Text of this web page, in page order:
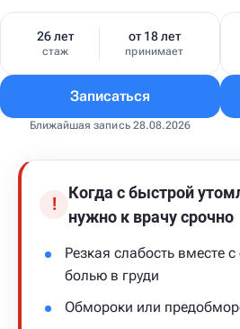
26 лет
стаж
от 18 лет
принимает
Записаться
Ближайшая запись 28.08.2026
!
Когда с быстрой
нужно к врачу срочно
Резкая слабость вместе
болью в груди
Обмороки или